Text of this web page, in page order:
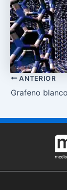
ANTERIOR
Grafeno